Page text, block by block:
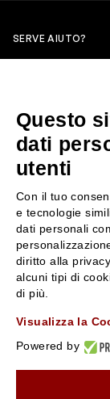
SERVE AIUTO?
SERVIZIO CLIENTI
Resi e rimborsi
Pagamenti
Spedizione
Condizioni
Privacy Policy
10% di
Questo
dati
utenti
Con il tuo
e tecnologie
dati personali
diritto alla
alcuni tipi di
di più.
Visualizza la
Powered by